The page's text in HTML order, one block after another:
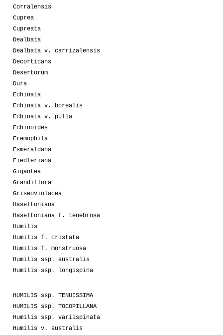
Corralensis
Cuprea
Cupreata
Dealbata
Dealbata v. carrizalensis
Decorticans
Desertorum
Dura
Echinata
Echinata v. borealis
Echinata v. pulla
Echinoides
Eremophila
Esmeraldana
Fiedleriana
Gigantea
Grandiflora
Griseoviolacea
Haseltoniana
Haseltoniana f. tenebrosa
Humilis
Humilis f. cristata
Humilis f. monstruosa
Humilis ssp. australis
Humilis ssp. longispina
HUMILIS ssp. TENUISSIMA
HUMILIS ssp. TOCOPILLANA
Humilis ssp. variispinata
Humilis v. australis